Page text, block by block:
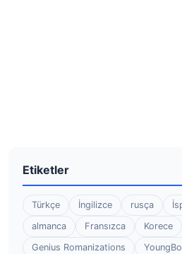
Etiketler
Türkçe İngilizce rusça
almanca
Fransızca Korece
Genius Romanizations